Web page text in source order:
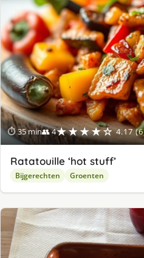
⏱ 35 min👥 4★★★★☆ 4.17
Ratatouille ‘hot stuff’
Bijgerechten Groenten